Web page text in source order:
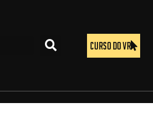
CURSO DO VR